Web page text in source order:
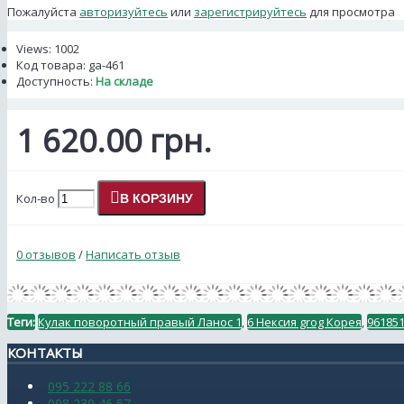
Пожалуйста авторизуйтесь или зарегистрируйтесь для просмотра
Views: 1002
Код товара: ga-461
Доступность: На складе
1 620.00 грн.
Кол-во В КОРЗИНУ
0 отзывов /Написать отзыв
Теги:Кулак поворотный правый Ланос 1, 6 Нексия grog Корея,
КОНТАКТЫ
095 222 88 66